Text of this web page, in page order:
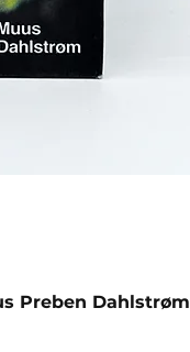
Preben Dahlstrøm